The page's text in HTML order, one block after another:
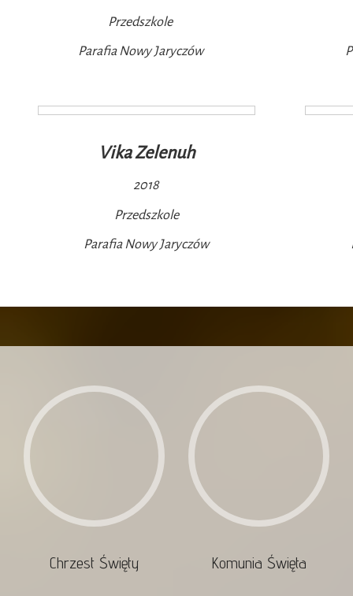
Przedszkole
Parafia Nowy Jaryczów
Vika Zelenuh
2018
Przedszkole
Parafia Nowy Jaryczów
Chrzest Święty Komunia Święta